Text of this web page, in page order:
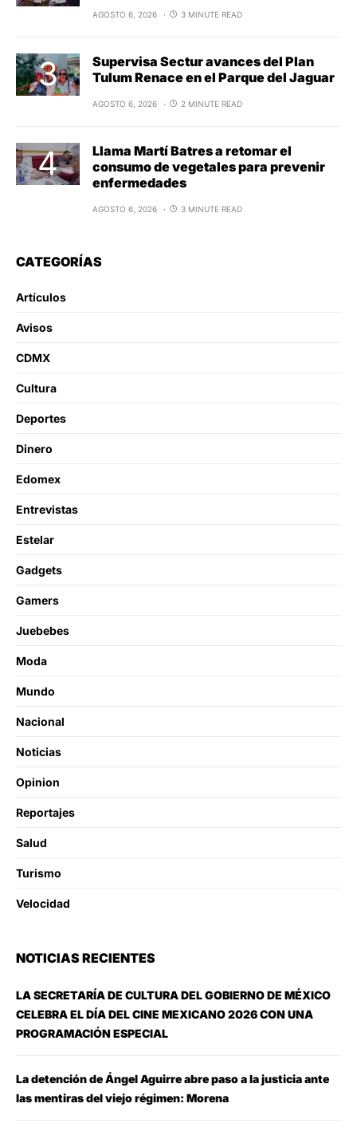
AGOSTO 6, 2026 3 MINUTE READ
Supervisa Sectur avances del Plan
Tulum Renace en el Parque del Jaguar
AGOSTO 6, 2026 2 MINUTE READ
Llama Martí Batres a retomar el
consumo de vegetales para prevenir
enfermedades
AGOSTO 6, 2026 3 MINUTE READ
CATEGORÍAS
Artículos
Avisos
CDMX
Cultura
Deportes
Dinero
Edomex
Entrevistas
Estelar
Gadgets
Gamers
Juebebes
Moda
Mundo
Nacional
Noticias
Opinion
Reportajes
Salud
Turismo
Velocidad
NOTICIAS RECIENTES
LA SECRETARÍA DE CULTURA DEL GOBIERNO DE MÉXICO
CELEBRA EL DÍA DEL CINE MEXICANO 2026 CON UNA
PROGRAMACIÓN ESPECIAL
La detención de Ángel Aguirre abre paso a la justicia ante
las mentiras del viejo régimen: Morena